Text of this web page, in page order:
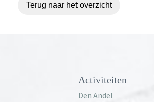
Terug naar het overzicht
Activiteiten
Den Andel